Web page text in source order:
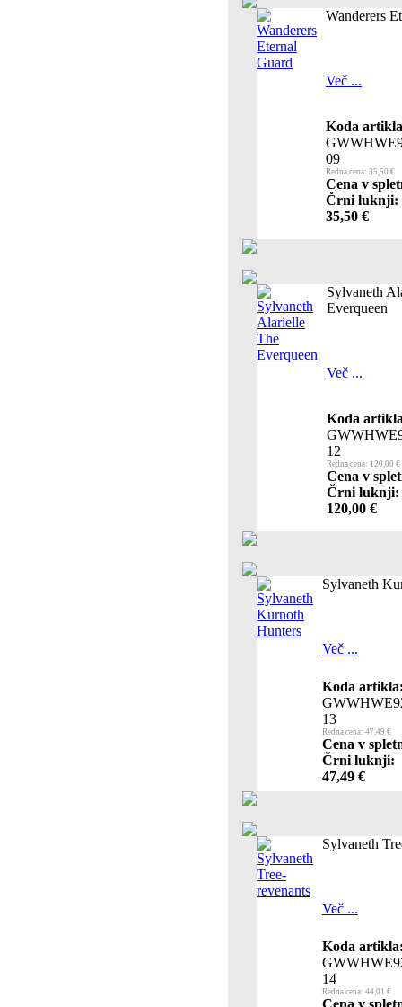
Wanderers
Več ...
Koda
09
Redna cena: 35,50 €
Cena v
Črni luknji:
35,50 €
Sylvaneth
Everqueen
Več ...
Koda
12
Redna cena: 120,00 €
Cena v
Črni luknji:
120,00 €
Sylvaneth
Več ...
Koda
13
Redna cena: 47,49 €
Cena v
Črni luknji:
47,49 €
Sylvaneth
Več ...
Koda
14
Redna cena: 44,01 €
Cena v